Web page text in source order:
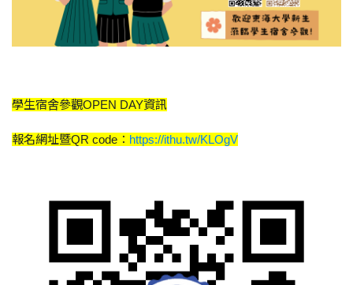
學生宿舍參觀OPEN DAY資訊
報名網址暨QR code： https://ithu.tw/KLOgV